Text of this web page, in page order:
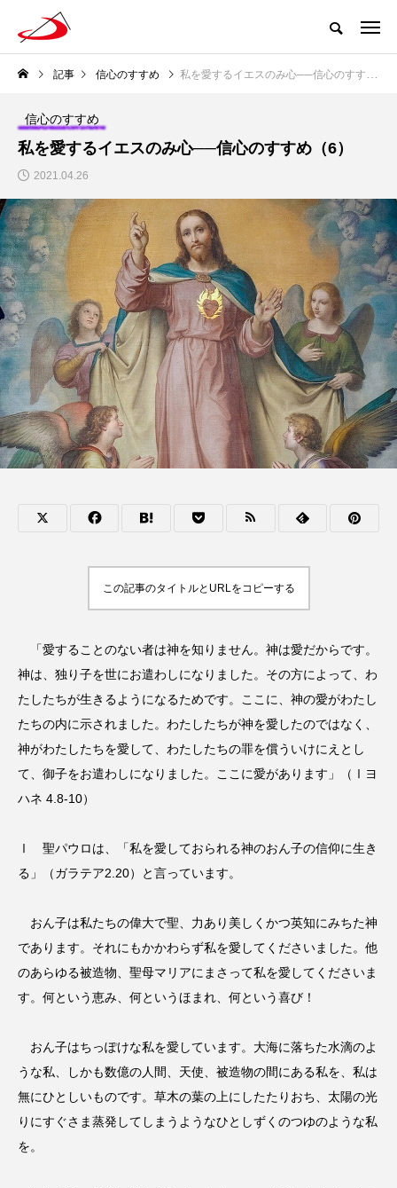
記事 信心のすすめ 私を愛するイエスのみ心──信心のすすめ（6）
信心のすすめ
私を愛するイエスのみ心──信心のすすめ（6）
2021.04.26
この記事のタイトルとURLをコピーする
「愛することのない者は神を知りません。神は愛だからです。
神は、独り子を世にお遣わしになりました。その方によって、わ
たしたちが生きるようになるためです。ここに、神の愛がわたし
たちの内に示されました。わたしたちが神を愛したのではなく、
神がわたしたちを愛して、わたしたちの罪を償ういけにえとし
て、御子をお遣わしになりました。ここに愛があります」（Ⅰヨ
ハネ 4.8-10）
Ⅰ 聖パウロは、「私を愛しておられる神のおん子の信仰に生き
る」（ガラテア2.20）と言っています。
おん子は私たちの偉大で聖、力あり美しくかつ英知にみちた神
であります。それにもかかわらず私を愛してくださいました。他
のあらゆる被造物、聖母マリアにまさって私を愛してくださいま
す。何という恵み、何というほまれ、何という喜び！
おん子はちっぽけな私を愛しています。大海に落ちた水滴のよ
うな私、しかも数億の人間、天使、被造物の間にある私を、私は
無にひとしいものです。草木の葉の上にしたたりおち、太陽の光
りにすぐさま蒸発してしまうようなひとしずくのつゆのような私
を。